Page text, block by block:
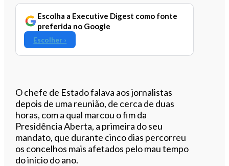
Escolha a Executive Digest como fonte
preferida no Google
Escolher ›
O chefe de Estado falava aos jornalistas
depois de uma reunião, de cerca de duas
horas, com a qual marcou o fim da
Presidência Aberta, a primeira do seu
mandato, que durante cinco dias percorreu
os concelhos mais afetados pelo mau tempo
do início do ano.